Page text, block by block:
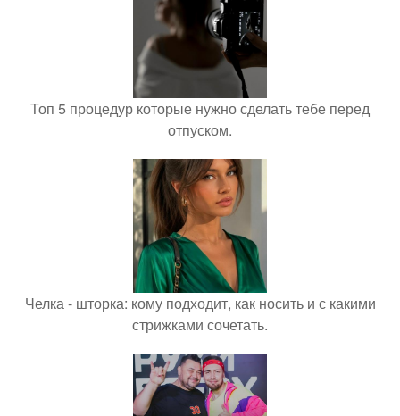
Топ 5 процедур которые нужно сделать тебе перед
отпуском.
Челка - шторка: кому подходит, как носить и с какими
стрижками сочетать.